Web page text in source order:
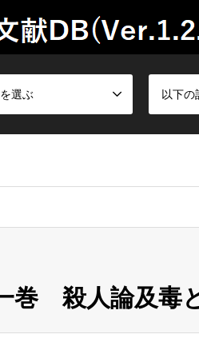
選ぶ 以下の
巻 殺人論及毒